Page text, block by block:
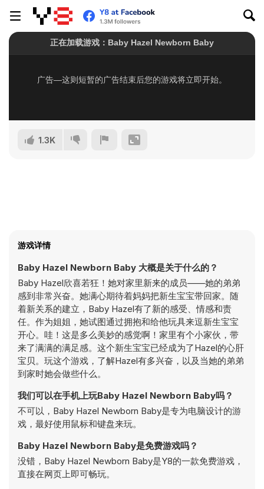
1.3K
游戏详情
Baby Hazel Newborn Baby 大概是关于什么的？
Baby Hazel欣喜若狂！她对家里新来的成员——她的弟弟
感到非常兴奋。她满心期待着妈妈把新生宝宝带回家。随
着新关系的建立，Baby Hazel有了新的感受、情感和责
任。作为姐姐，她试图通过拥抱和给他玩具来逗新生宝宝
开心。哇！这是多么美妙的感觉啊！家里有个小家伙，带
来了满满的满足感。这个新生宝宝已经成为了Hazel的心肝
宝贝。玩这个游戏，了解Hazel有多兴奋，以及当她的弟弟
到家时她会做些什么。
我们可以在手机上玩Baby Hazel Newborn Baby吗？
不可以，Baby Hazel Newborn Baby是专为电脑设计的游
戏，最好使用鼠标和键盘来玩。
Baby Hazel Newborn Baby是免费游戏吗？
没错，Baby Hazel Newborn Baby是Y8的一款免费游戏，
直接在网页上即可畅玩。